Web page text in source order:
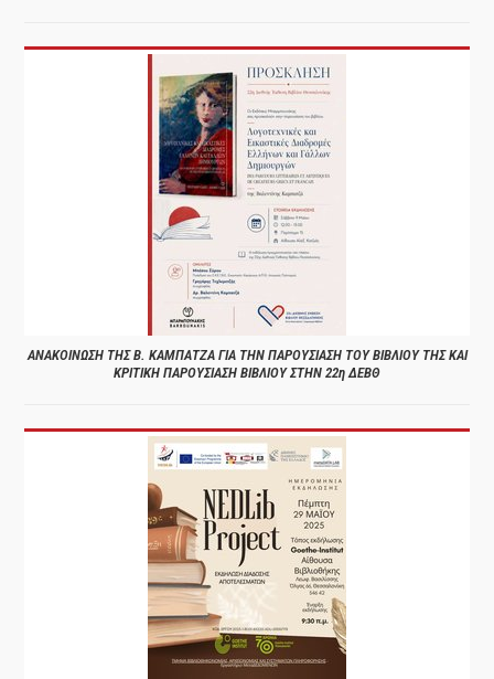
ΑΝΑΚΟΙΝΩΣΗ ΤΗΣ Β. ΚΑΜΠΑΤΖΑ ΓΙΑ ΤΗΝ ΠΑΡΟΥΣΙΑΣΗ ΤΟΥ ΒΙΒΛΙΟΥ ΤΗΣ ΚΑΙ
ΚΡΙΤΙΚΗ ΠΑΡΟΥΣΙΑΣΗ ΒΙΒΛΙΟΥ ΣΤΗΝ 22η ΔΕΒΘ